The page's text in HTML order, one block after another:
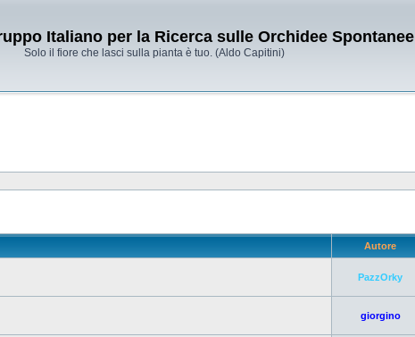
Italiano per la Ricerca sulle Orchidee Spontanee
Solo il fiore che lasci sulla pianta è tuo. (Aldo Capitini)
Autore
PazzOrky
giorgino